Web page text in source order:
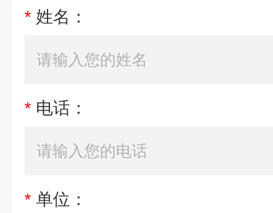
* 姓名：
* 电话：
* 单位：